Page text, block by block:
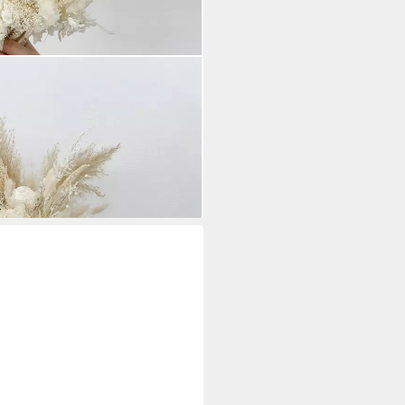
Schleierkraut, Hortensie,
Stabilisierte Rosen in
Jazilda, Eukalyptus,
dir